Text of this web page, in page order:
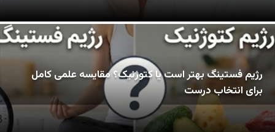
رژیم فستینگ بهتر است یا کتوژنیک؟ مقایسه علمی کامل
برای انتخاب درست